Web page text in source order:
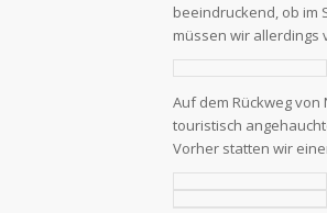
beeindruckend, ob im
müssen wir allerdings
Auf dem Rückweg von
touristisch
Vorher statten wir